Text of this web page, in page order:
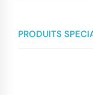
PRODUITS